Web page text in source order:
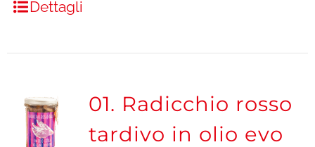
Dettagli
01. Radicchio rosso
tardivo in olio evo